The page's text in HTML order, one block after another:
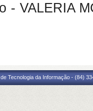
- VALERIA
Tecnologia da Informação - (84)